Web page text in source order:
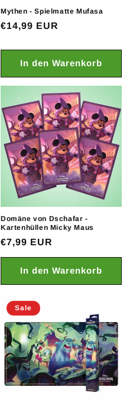
Mythen - Spielmatte Mufasa
Normaler
€14,99 EUR
In den Warenkorb
Domäne von Dschafar -
Kartenhüllen Micky Maus
Normaler
Preis
€7,99 EUR
In den Warenkorb
Sale